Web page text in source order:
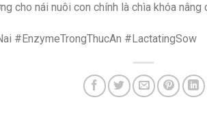
cho nái nuôi con chính là chìa khóa nâng
#EnzymeTrongThucAn #LactatingSow